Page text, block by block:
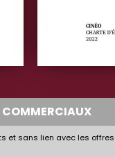
COMMERCIAUX
et sans lien avec les